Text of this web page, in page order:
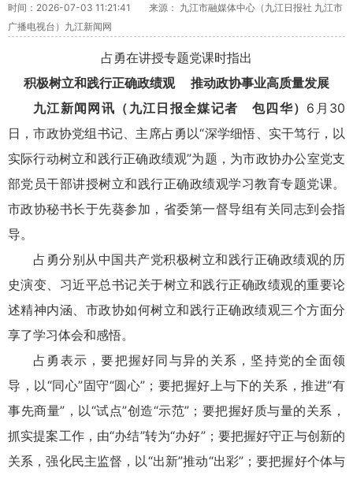
时间：2026-07-03 11:21:41
来源： 九江市融媒体中心（九江日报社 九江市
广播电视台）九江新闻网
占勇在讲授专题党课时指出
积极树立和践行正确政绩观 推动政协事业高质量发展
九江新闻网讯（九江日报全媒记者 包四华） 6月30
日，市政协党组书记、主席占勇以“深学细悟、实干笃行，以
实际行动树立和践行正确政绩观”为题，为市政协办公室党支
部党员干部讲授树立和践行正确政绩观学习教育专题党课。
市政协秘书长于先葵参加，省委第一督导组有关同志到会指
导。
占勇分别从中国共产党积极树立和践行正确政绩观的历
史演变、习近平总书记关于树立和践行正确政绩观的重要论
述精神内涵、市政协如何树立和践行正确政绩观三个方面分
享了学习体会和感悟。
占勇表示，要把握好同与异的关系，坚持党的全面领
导，以“同心”固守“圆心”；要把握好上与下的关系，推进“有
事先商量”，以“试点”创造“示范”；要把握好质与量的关系，
抓实提案工作，由“办结”转为“办好”；要把握好守正与创新的
关系，强化民主监督，以“出新”推动“出彩”；要把握好个体与